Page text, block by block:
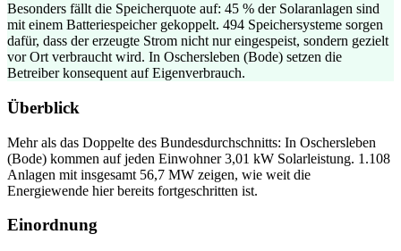
Besonders fällt die Speicherquote auf: 45 % der Solaranlagen sind
mit einem Batteriespeicher gekoppelt. 494 Speichersysteme sorgen
dafür, dass der erzeugte Strom nicht nur eingespeist, sondern gezielt
vor Ort verbraucht wird. In Oschersleben (Bode) setzen die
Betreiber konsequent auf Eigenverbrauch.
Überblick
Mehr als das Doppelte des Bundesdurchschnitts: In Oschersleben
(Bode) kommen auf jeden Einwohner 3,01 kW Solarleistung. 1.108
Anlagen mit insgesamt 56,7 MW zeigen, wie weit die
Energiewende hier bereits fortgeschritten ist.
Einordnung